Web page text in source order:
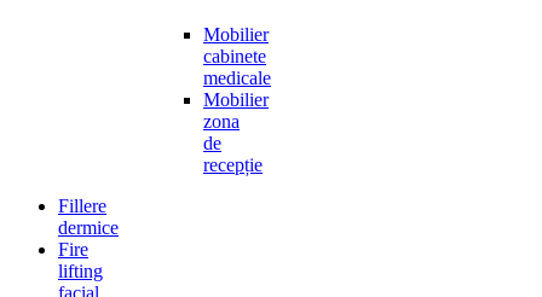
Mobilier
cabinete
medicale
Mobilier
zona
de
recepție
Fillere
dermice
Fire
lifting
facial